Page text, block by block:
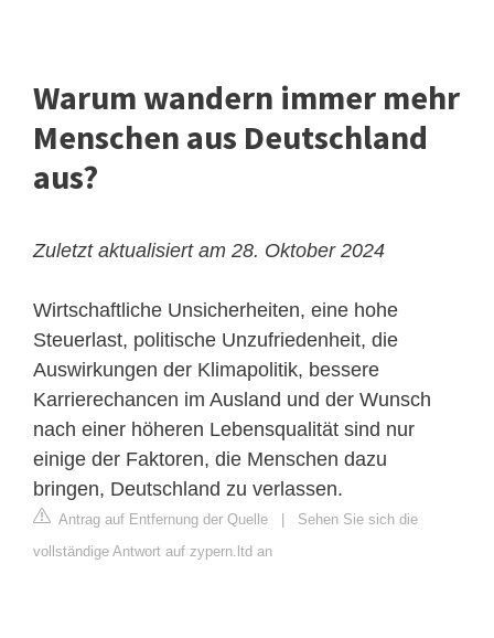
Warum wandern immer mehr
Menschen aus Deutschland
aus?
Zuletzt aktualisiert am 28. Oktober 2024
Wirtschaftliche Unsicherheiten, eine hohe
Steuerlast, politische Unzufriedenheit, die
Auswirkungen der Klimapolitik, bessere
Karrierechancen im Ausland und der Wunsch
nach einer höheren Lebensqualität sind nur
einige der Faktoren, die Menschen dazu
bringen, Deutschland zu verlassen.
Antrag auf Entfernung der Quelle
Sehen Sie sich die
vollständige Antwort auf zypern.ltd an